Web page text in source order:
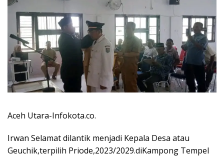
Aceh Utara-Infokota.co.
Irwan Selamat dilantik menjadi Kepala Desa atau
Geuchik,terpilih Priode,2023/2029.diKampong Tempel